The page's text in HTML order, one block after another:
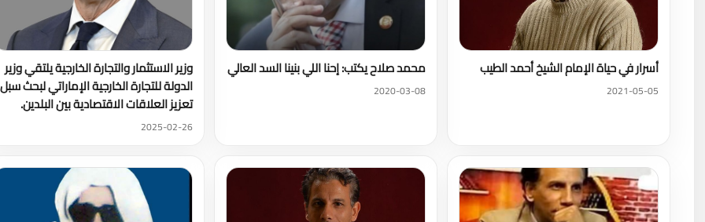
أسرار في حياة الإمام الشيخ أحمد الطيب
2021-05-05
محمد صلاح يكتب: إحنا اللي بنينا السد العالي
2020-03-08
وزير الاستثمار والتجارة الخارجية يلتقي وزير
الدولة للتجارة الخارجية الإماراتي لبحث سبل
تعزيز العلاقات الاقتصادية بين البلدين.
2025-02-26